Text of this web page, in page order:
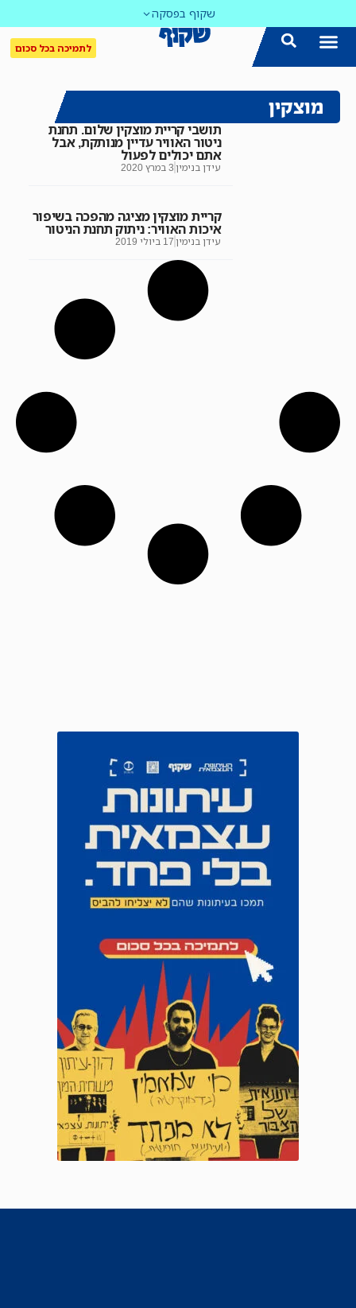
שקוף בפסקה
לתמיכה בכל סכום
מוצקין
תושבי קריית מוצקין שלום. תחנת
ניטור האוויר עדיין מנותקת, אבל
אתם יכולים לפעול
עידן בנימין 3 במרץ 2020
קריית מוצקין מציגה מהפכה בשיפור
איכות האוויר: ניתוק תחנת הניטור
עידן בנימין 17 ביולי 2019